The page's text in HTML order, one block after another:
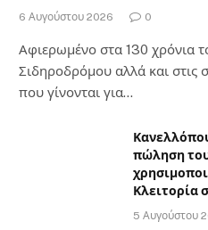
6 Αυγούστου 2026 0
Αφιερωμένο στα 130 χρόνια
Σιδηροδρόμου αλλά και στις
που γίνονται για…
πώληση
Κλειτορία
5 Αυγούστου